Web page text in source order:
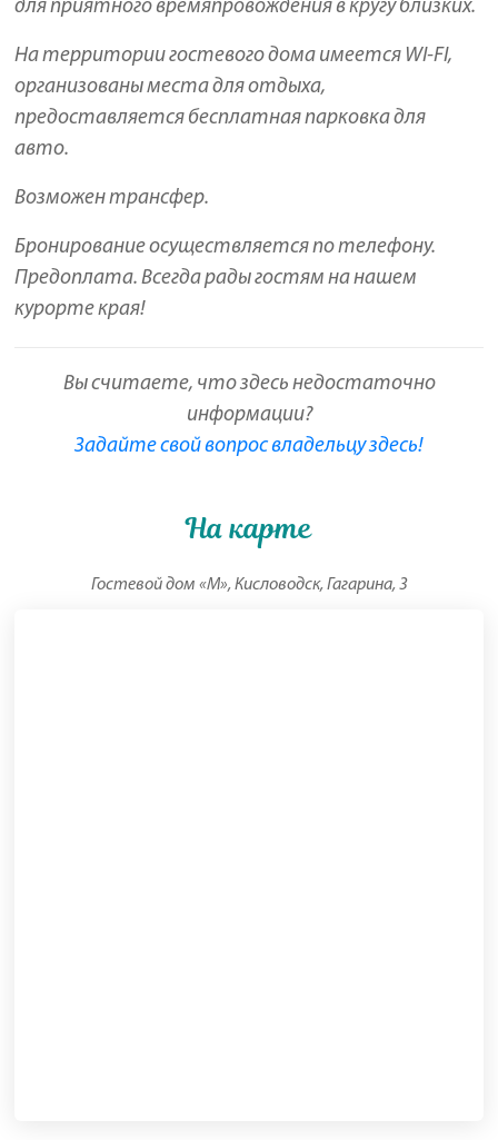
для приятного времяпровождения в кругу близких.
На территории гостевого дома имеется WI-FI,
организованы места для отдыха,
предоставляется бесплатная парковка для
авто.
Возможен трансфер.
Бронирование осуществляется по телефону.
Предоплата. Всегда рады гостям на нашем
курорте края!
Вы считаете, что здесь недостаточно
информации?
Задайте свой вопрос владельцу здесь!
На карте
Гостевой дом «М», Кисловодск, Гагарина, 3